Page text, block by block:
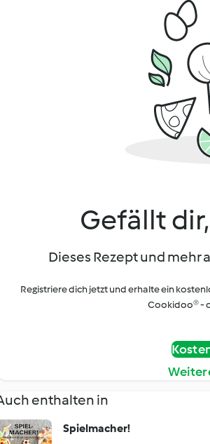
Gefällt
Dieses Rezept und mehr
Registriere dich jetzt und erhalte ein
Cookidoo® -
enthalten in
Spielmacher!